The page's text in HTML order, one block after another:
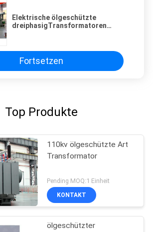
Elektrische ölgeschützte
dreiphasigTransformatoren
Fortsetzen
Top Produkte
110kv ölgeschützte Art
Transformator
Pending MOQ:1 Einheit
KONTAKT
ölgeschützter